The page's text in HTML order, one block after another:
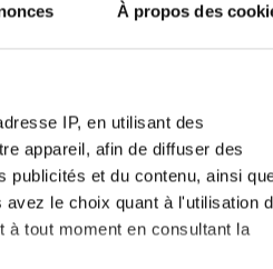
À propos des
IP, en utilisant des
appareil, afin de diffuser des
publicités et du contenu, ainsi
le choix quant à l'utilisation
à tout moment en consultant la
Voir les